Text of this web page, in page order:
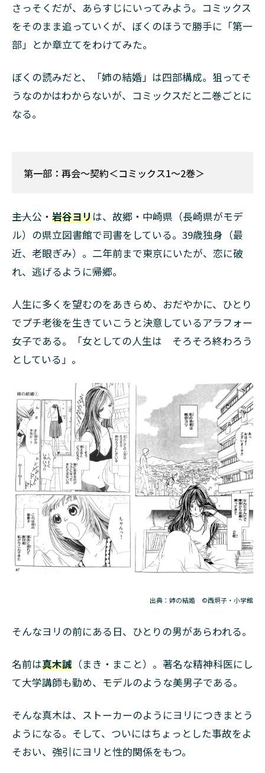
さっそくだが、あらすじにいってみよう。コミックス
をそのまま追っていくが、ぼくのほうで勝手に「第一
部」とか章立てをわけてみた。
ぼくの読みだと、「姉の結婚」は四部構成。狙ってそ
うなのかはわからないが、コミックスだと二巻ごとに
なる。
第一部：再会～契約＜コミックス1～2巻＞
――主人公・ 岩谷ヨリは、故郷・中崎県（長崎県がモデ
ル）の県立図書館で司書をしている。39歳独身（最
近、老眼ぎみ）。二年前まで東京にいたが、恋に破
れ、逃げるように帰郷。
人生に多くを望むのをあきらめ、おだやかに、ひとり
でプチ老後を生きていこうと決意しているアラフォー
女子である。「女としての人生は そろそろ終わろう
としている」。
出典：姉の結婚 ©西炯子・小学館
そんなヨリの前にある日、ひとりの男があらわれる。
名前は真木誠 （まき・まこと）。著名な精神科医にし
て大学講師も勤め、モデルのような美男子である。
そんな真木は、ストーカーのようにヨリにつきまとう
ようになる。そして、ついにはちょっとした事故をよ
そおい、強引にヨリと性的関係をもつ。